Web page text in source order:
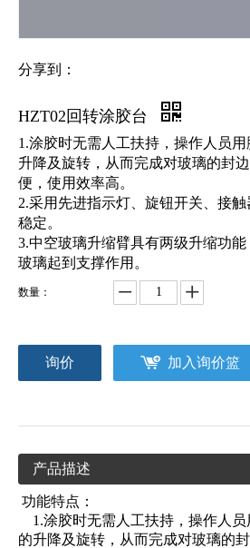
分享到：
HZT02回转涂胶台
1.涂胶时无需人工扶持，操作人员
升降及旋转，从而完成对玻璃的封
便，使用效率高。
2.采用先进指示灯、旋钮开关、接
稳定。
3.中空玻璃升缩臂具有两级升缩功
玻璃起到支撑作用。
数量：
询价 加入询价篮
产品描述
功能特点：
1.涂胶时无需人工扶持，操作人员
的升降及旋转，从而完成对玻璃的